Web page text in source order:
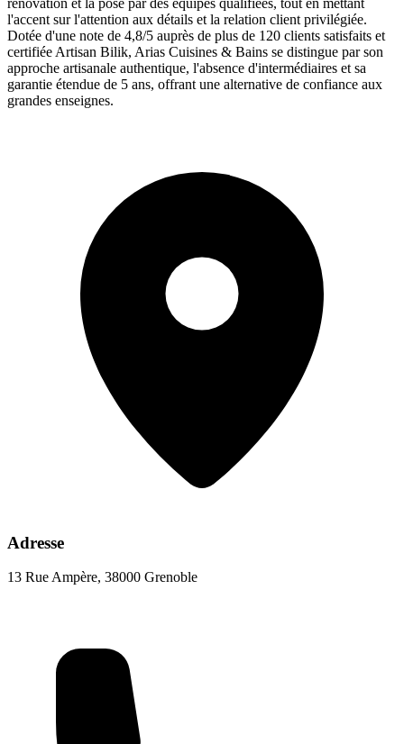
l'accent sur l'attention aux détails et la relation client privilégiée.
Dotée d'une note de 4,8/5 auprès de plus de 120 clients satisfaits et
certifiée Artisan Bilik, Arias Cuisines & Bains se distingue par son
approche artisanale authentique, l'absence d'intermédiaires et sa
garantie étendue de 5 ans, offrant une alternative de confiance aux
grandes enseignes.
Adresse
13 Rue Ampère, 38000 Grenoble